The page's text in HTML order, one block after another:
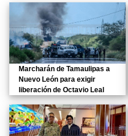
Marcharán de Tamaulipas a
Nuevo León para exigir
liberación de Octavio Leal